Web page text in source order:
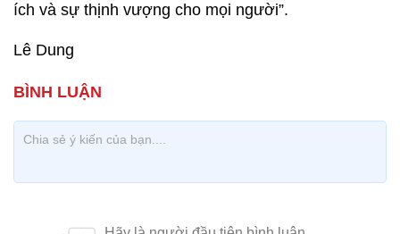
ích và sự thịnh vượng cho mọi người”.
Lê Dung